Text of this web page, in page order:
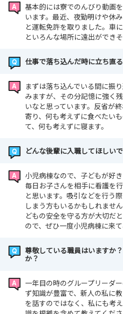
基本的には寮でのんびり動画
います。最近、夜勤明けや休
と運転免許を取りました。車
といろんな場所に遠出ができ
仕事で落ち込んだ時に立ち直
まずは落ち込んでいる間に振
みますが、その分記憶に強く
いなと思っています。反省が
寄り、何も考えずに食べたい
て、何も考えずに寝ます。
どんな後輩に入職してほしい
小児病棟なので、子どもが好
毎日お子さんを相手に看護を
と思います。吸引などを行う
しまう方もいるかもしれませ
どもの安全を守る方が大切だ
ので、ぜひ一度小児病棟に来て
尊敬している職員はいますか
か？
一年目の時のグループリーダ
ず知識が豊富で、新人の私に
を話すのではなく、私にも考